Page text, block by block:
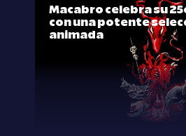
Macabro celebra su
con una potente
animada